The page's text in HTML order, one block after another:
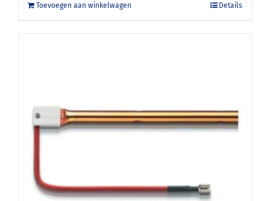
Toevoegen aan winkelwagen Details